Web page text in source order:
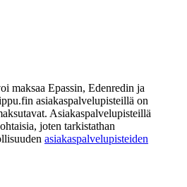
maksaa Epassin, Edenredin ja
asiakaspalvelupisteillä on
Asiakaspalvelupisteillä
joten tarkistathan
asiakaspalvelupisteiden